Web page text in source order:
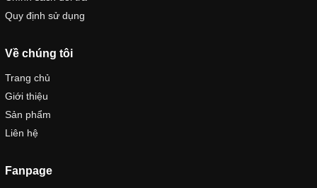
Trang chủ